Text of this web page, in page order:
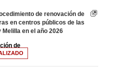
de renovación de
en centros públicos de las
en el año 2026
de